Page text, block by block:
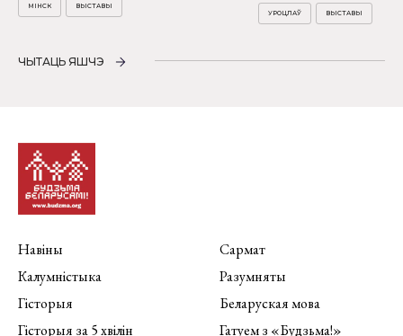
МІНСК ВЫСТАВЫ
УРОЦЛАЎ ВЫСТАВЫ
ЧЫТАЦЬ ЯШЧЭ
Навіны
Калумністыка
Гісторыя
Гісторыя за 5 хвілін
Сармат
Разумняты
Беларуская мова
Гатуем з «Будзьма!»